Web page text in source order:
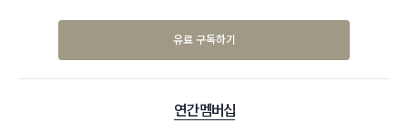
유료 구독하기
연간 멤버십